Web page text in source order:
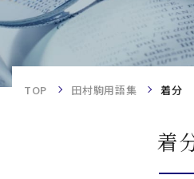
TOP
TOP 田村駒用語集 着分
着